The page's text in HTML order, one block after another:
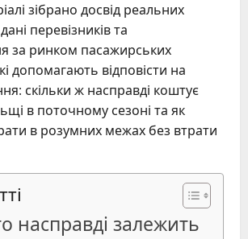
зібрано досвід реальних
перевізників та
за ринком пасажирських
допомагають відповісти на
скільки ж насправді коштує
в поточному сезоні та як
в розумних межах без втрати
насправді залежить